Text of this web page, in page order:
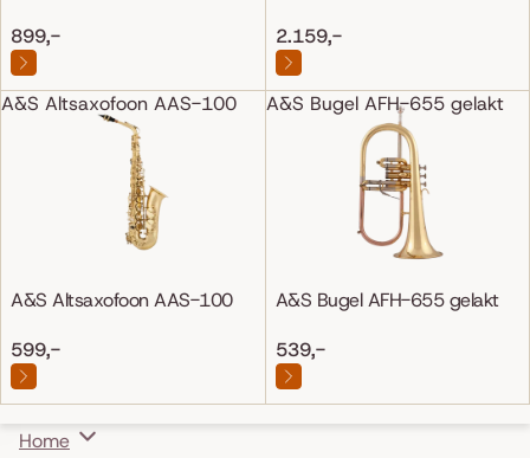
899,-
2.159,-
A&S Altsaxofoon AAS-100
A&S Altsaxofoon AAS-100
599,-
A&S Bugel AFH-655 gelakt
A&S Bugel AFH-655 gelakt
539,-
Home